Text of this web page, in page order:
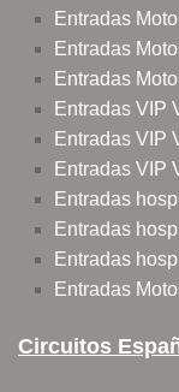
Entradas
Entradas
Entradas
Entradas VIP
Entradas VIP
Entradas VIP
Entradas
Entradas
Entradas
Entradas
Circuitos